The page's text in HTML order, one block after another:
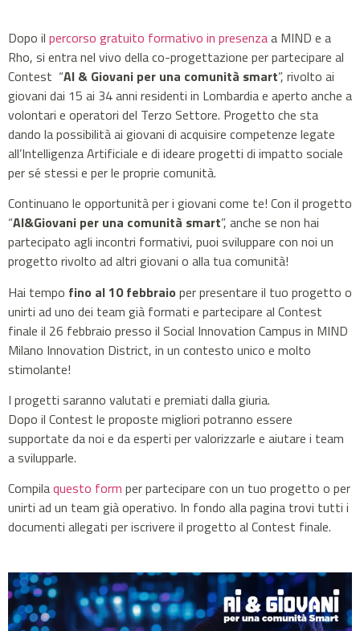
Dopo il percorso gratuito formativo in presenzaa MIND e a
Rho, si entra nel vivo della co-progettazione per partecipare al
Contest “AI & Giovani per una comunità smart”, rivolto ai
giovani dai 15 ai 34 anni residenti in Lombardia e aperto anche a
volontari e operatori del Terzo Settore. Progetto che sta
dando la possibilità ai giovani di acquisire competenze legate
all’Intelligenza Artificiale e di ideare progetti di impatto sociale
per sé stessi e per le proprie comunità.
Continuano le opportunità per i giovani come te! Con il progetto
“AI&Giovani per una comunità smart”, anche se non hai
partecipato agli incontri formativi, puoi sviluppare con noi un
progetto rivolto ad altri giovani o alla tua comunità!
Hai tempo fino al 10 febbraio per presentare il tuo progetto o
unirti ad uno dei team già formati e partecipare al Contest
finale il 26 febbraio presso il Social Innovation Campus in MIND
Milano Innovation District, in un contesto unico e molto
stimolante!
I progetti saranno valutati e premiati dalla giuria.
Dopo il Contest le proposte migliori potranno essere
supportate da noi e da esperti per valorizzarle e aiutare i team
a svilupparle.
Compilaquesto form per partecipare con un tuo progetto o per
unirti ad un team già operativo. In fondo alla pagina trovi tutti i
documenti allegati per iscrivere il progetto al Contest finale.